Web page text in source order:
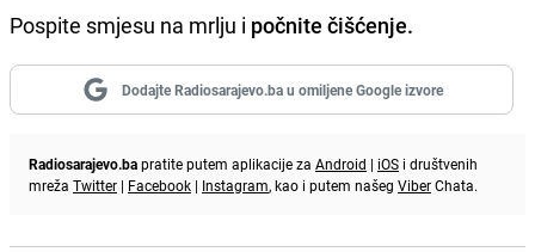
Pospite smjesu na mrlju i počnite čišćenje.
Dodajte Radiosarajevo.ba u omiljene Google izvore
Radiosarajevo.bapratite putem aplikacije za Android | iOS i društvenih
mreža Twitter | Facebook | Instagram, kao i putem našeg ViberChata.